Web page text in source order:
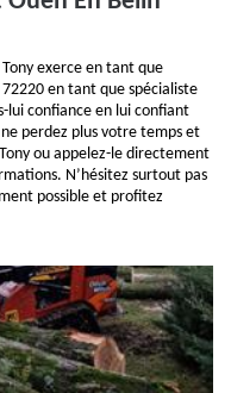
exerce en tant que
72220 en tant que spécialiste
lui confiance en lui confiant
perdez plus votre temps et
ou appelez-le directement
N’hésitez surtout pas
possible et profitez